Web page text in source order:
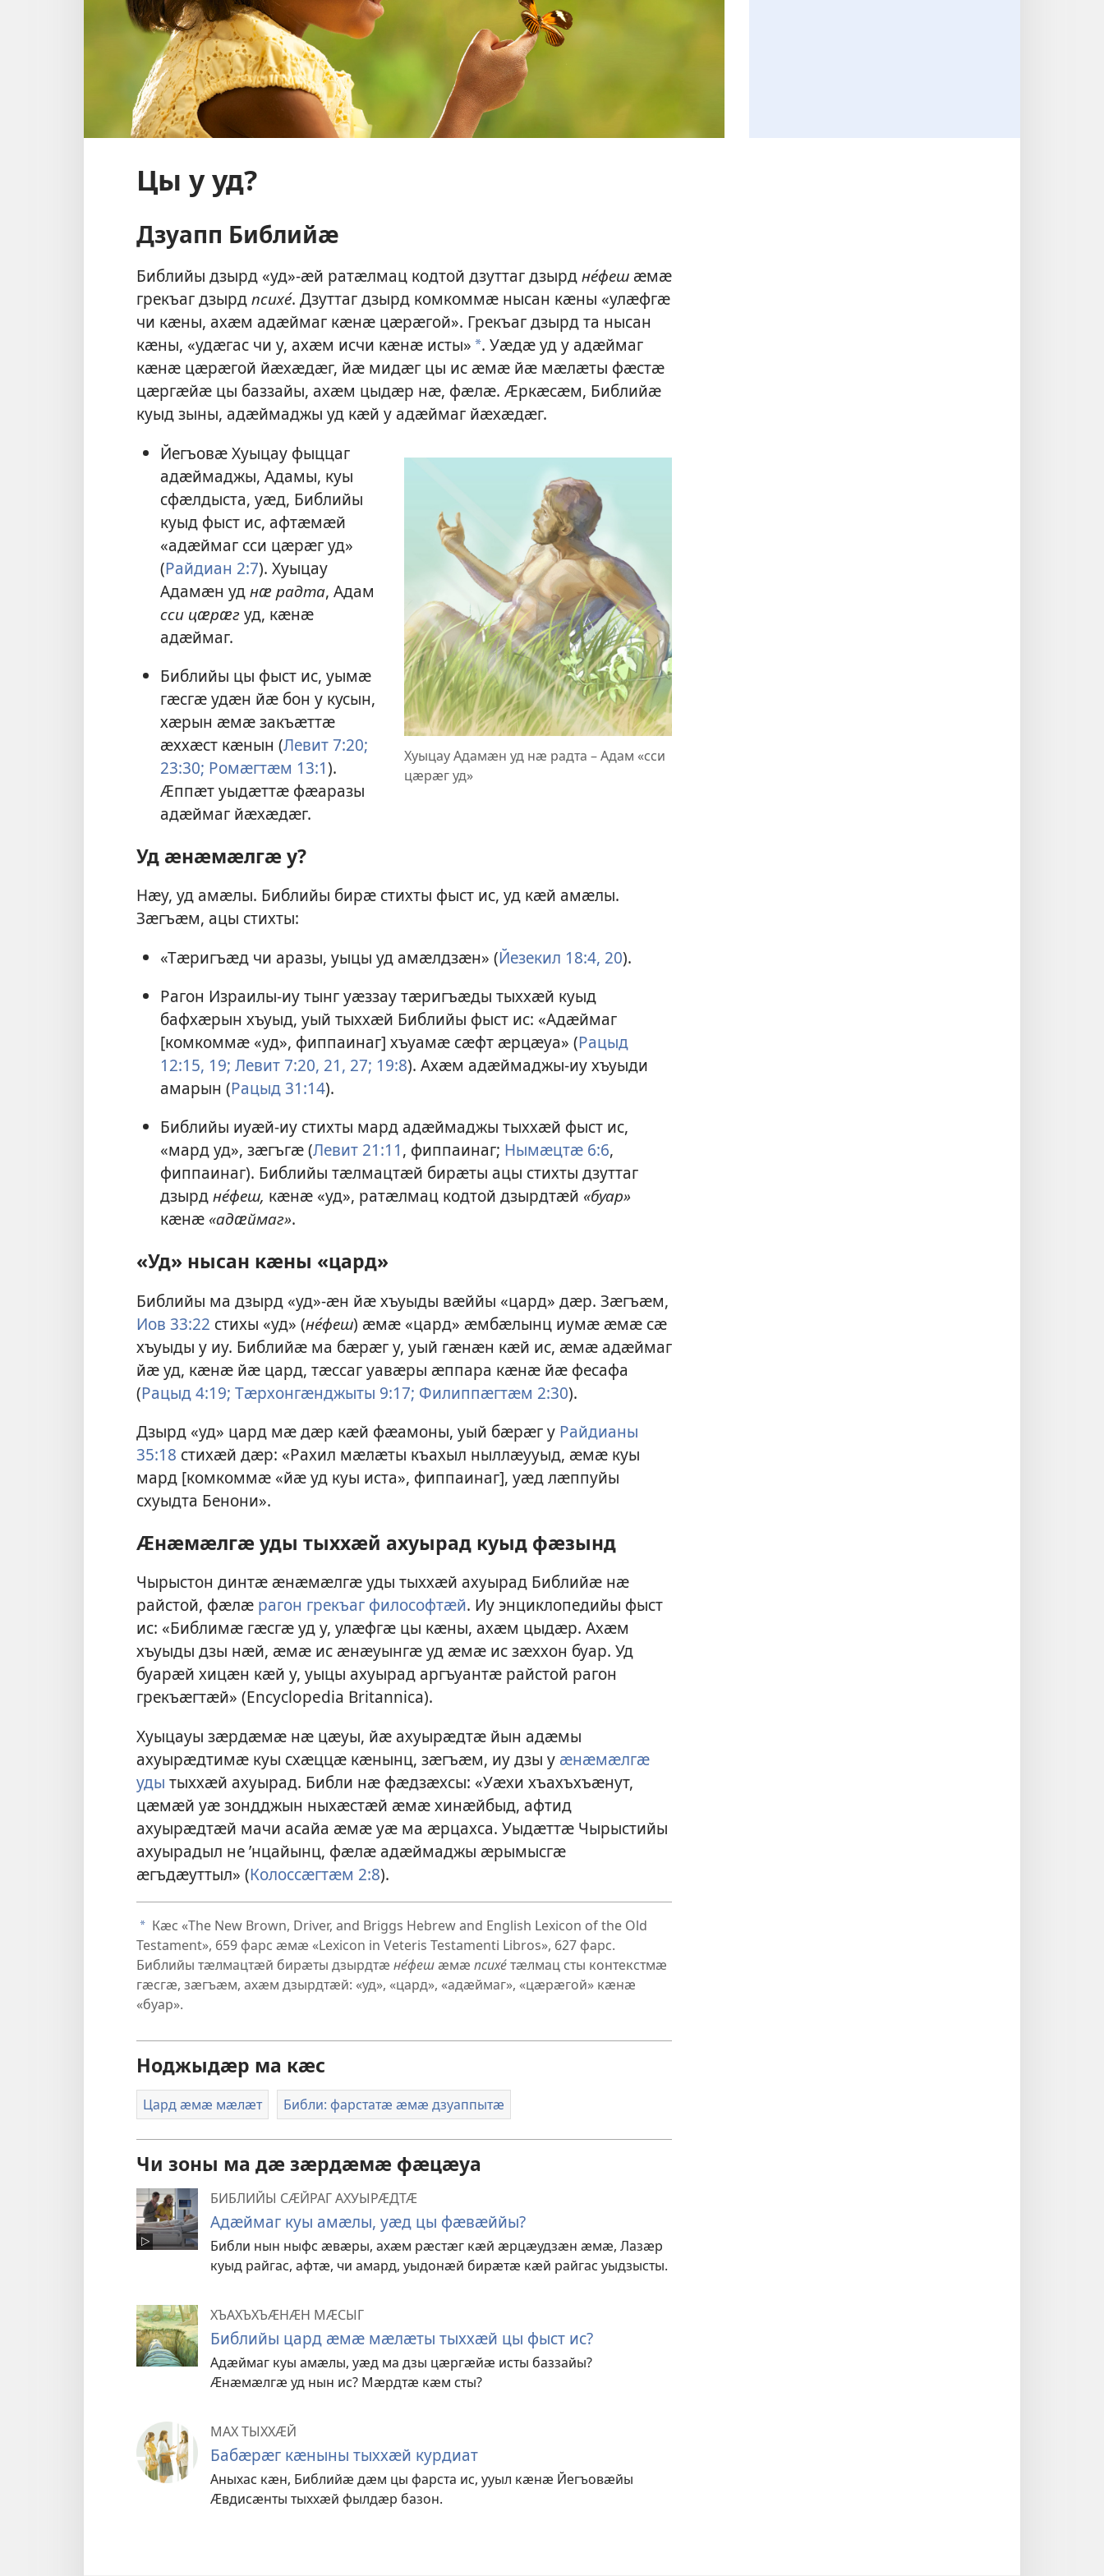
Цы у уд?
Дзуапп Библийӕ
Библийы дзырд «уд»-ӕй ратӕлмац кодтой дзуттаг дзырдне́феш ӕмӕ
грекъаг дзырдпсихе́. Дзуттаг дзырд комкоммӕ нысан кӕны «улӕфгӕ
чи кӕны, ахӕм адӕймаг кӕнӕ цӕрӕгой». Грекъаг дзырд та нысан
кӕны, «удӕгас чи у, ахӕм исчи кӕнӕ исты» a. Уӕдӕ уд у адӕймаг
кӕнӕ цӕрӕгой йӕхӕдӕг, йӕ мидӕг цы ис ӕмӕ йӕ мӕлӕты фӕстӕ
цӕргӕйӕ цы баззайы, ахӕм цыдӕр нӕ, фӕлӕ. Ӕркӕсӕм, Библийӕ
куыд зыны, адӕймаджы уд кӕй у адӕймаг йӕхӕдӕг.
Хуыцау Адамӕн уд нӕ радта – Адам «сси
цӕрӕг уд»
Йегъовӕ Хуыцау фыццаг
адӕймаджы, Адамы, куы
сфӕлдыста, уӕд, Библийы
куыд фыст ис, афтӕмӕй
«адӕймаг сси цӕрӕг уд»
(Райдиан 2:7). Хуыцау
Адамӕн уднӕ радта, Адам
сси цӕрӕгуд, кӕнӕ
адӕймаг.
Библийы цы фыст ис, уымӕ
гӕсгӕ удӕн йӕ бон у кусын,
хӕрын ӕмӕ закъӕттӕ
ӕххӕст кӕнын (Левит 7:20;
23:30; Ромӕгтӕм 13:1).
Ӕппӕт уыдӕттӕ фӕаразы
адӕймаг йӕхӕдӕг.
Уд ӕнӕмӕлгӕ у?
Нӕу, уд амӕлы. Библийы бирӕ стихты фыст ис, уд кӕй амӕлы.
Зӕгъӕм, ацы стихты:
«Тӕригъӕд чи аразы, уыцы уд амӕлдзӕн» (Йезекил 18:4, 20).
Рагон Израилы-иу тынг уӕззау тӕригъӕды тыххӕй куыд
бафхӕрын хъуыд, уый тыххӕй Библийы фыст ис: «Адӕймаг
[комкоммӕ «уд», фиппаинаг] хъуамӕ сӕфт ӕрцӕуа» (Рацыд
12:15, 19; Левит 7:20, 21, 27; 19:8). Ахӕм адӕймаджы-иу хъуыди
амарын (Рацыд 31:14).
Библийы иуӕй-иу стихты мард адӕймаджы тыххӕй фыст ис,
«мард уд», зӕгъгӕ (Левит 21:11, фиппаинаг; Нымӕцтӕ 6:6,
фиппаинаг). Библийы тӕлмацтӕй бирӕты ацы стихты дзуттаг
дзырдне́феш, кӕнӕ «уд», ратӕлмац кодтой дзырдтӕй «буар»
кӕнӕ «адӕймаг».
«Уд» нысан кӕны «цард»
Библийы ма дзырд «уд»-ӕн йӕ хъуыды вӕййы «цард» дӕр. Зӕгъӕм,
Иов 33:22 стихы «уд» (не́феш) ӕмӕ «цард» ӕмбӕлынц иумӕ ӕмӕ сӕ
хъуыды у иу. Библийӕ ма бӕрӕг у, уый гӕнӕн кӕй ис, ӕмӕ адӕймаг
йӕ уд, кӕнӕ йӕ цард, тӕссаг уавӕры ӕппара кӕнӕ йӕ фесафа
(Рацыд 4:19; Тӕрхонгӕнджыты 9:17; Филиппӕгтӕм 2:30).
Дзырд «уд» цард мӕ дӕр кӕй фӕамоны, уый бӕрӕг у Райдианы
35:18 стихӕй дӕр: «Рахил мӕлӕты къахыл ныллӕууыд, ӕмӕ куы
мард [комкоммӕ «йӕ уд куы иста», фиппаинаг], уӕд лӕппуйы
схуыдта Бенони».
Ӕнӕмӕлгӕ уды тыххӕй ахуырад куыд фӕзынд
Чырыстон динтӕ ӕнӕмӕлгӕ уды тыххӕй ахуырад Библийӕ нӕ
райстой, фӕлӕ рагон грекъаг философтӕй. Иу энциклопедийы фыст
ис: «Библимӕ гӕсгӕ уд у, улӕфгӕ цы кӕны, ахӕм цыдӕр. Ахӕм
хъуыды дзы нӕй, ӕмӕ ис ӕнӕуынгӕ уд ӕмӕ ис зӕххон буар. Уд
буарӕй хицӕн кӕй у, уыцы ахуырад аргъуантӕ райстой рагон
грекъӕгтӕй» (Encyclopedia Britannica).
Хуыцауы зӕрдӕмӕ нӕ цӕуы, йӕ ахуырӕдтӕ йын адӕмы
ахуырӕдтимӕ куы схӕццӕ кӕнынц, зӕгъӕм, иу дзы у ӕнӕмӕлгӕ
уды тыххӕй ахуырад. Библи нӕ фӕдзӕхсы: «Уӕхи хъахъхъӕнут,
цӕмӕй уӕ зондджын ныхӕстӕй ӕмӕ хинӕйбыд, афтид
ахуырӕдтӕй мачи асайа ӕмӕ уӕ ма ӕрцахса. Уыдӕттӕ Чырыстийы
ахуырадыл не ’нцайынц, фӕлӕ адӕймаджы ӕрымысгӕ
ӕгъдӕуттыл» (Колоссӕгтӕм 2:8).
a Кӕс «The New Brown, Driver, and Briggs Hebrew and English Lexicon of the Old
Testament», 659 фарс ӕмӕ «Lexicon in Veteris Testamenti Libros», 627 фарс.
Библийы тӕлмацтӕй бирӕты дзырдтӕ не́фешӕмӕ психе́тӕлмац сты контекстмӕ
гӕсгӕ, зӕгъӕм, ахӕм дзырдтӕй: «уд», «цард», «адӕймаг», «цӕрӕгой» кӕнӕ
«буар».
Ноджыдӕр ма кӕс
Цард ӕмӕ мӕлӕт Библи: фарстатӕ ӕмӕ дзуаппытӕ
Чи зоны ма дӕ зӕрдӕмӕ фӕцӕуа
БИБЛИЙЫ СӔЙРАГ АХУЫРӔДТӔ
Адӕймаг куы амӕлы, уӕд цы фӕвӕййы?
Библи нын ныфс ӕвӕры, ахӕм рӕстӕг кӕй ӕрцӕудзӕн ӕмӕ, Лазӕр
куыд райгас, афтӕ, чи амард, уыдонӕй бирӕтӕ кӕй райгас уыдзысты.
ХЪАХЪХЪӔНӔН МӔСЫГ
Библийы цард ӕмӕ мӕлӕты тыххӕй цы фыст ис?
Адӕймаг куы амӕлы, уӕд ма дзы цӕргӕйӕ исты баззайы?
Ӕнӕмӕлгӕ уд нын ис? Мӕрдтӕ кӕм сты?
МАХ ТЫХХӔЙ
Бабӕрӕг кӕныны тыххӕй курдиат
Аныхас кӕн, Библийӕ дӕм цы фарста ис, ууыл кӕнӕ Йегъовӕйы
Ӕвдисӕнты тыххӕй фылдӕр базон.